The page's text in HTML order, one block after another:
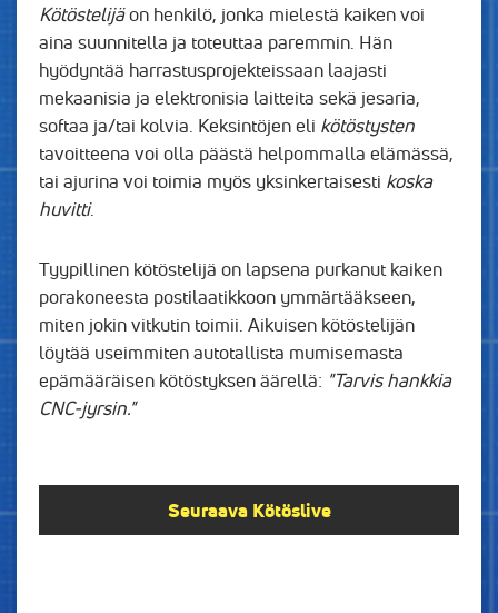
Kötöstelijäon henkilö, jonka mielestä kaiken voi
aina suunnitella ja toteuttaa paremmin. Hän
hyödyntää harrastusprojekteissaan laajasti
mekaanisia ja elektronisia laitteita sekä jesaria,
softaa ja/tai kolvia. Keksintöjen eli kötöstysten
tavoitteena voi olla päästä helpommalla elämässä,
tai ajurina voi toimia myös yksinkertaisesti koska
huvitti.
Tyypillinen kötöstelijä on lapsena purkanut kaiken
porakoneesta postilaatikkoon ymmärtääkseen,
miten jokin vitkutin toimii. Aikuisen kötöstelijän
löytää useimmiten autotallista mumisemasta
epämääräisen kötöstyksen äärellä: "Tarvis hankkia
CNC-jyrsin."
Seuraava Kötöslive